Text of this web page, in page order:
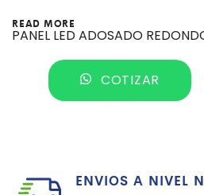
READ MORE
PANEL LED ADOSADO
COTIZAR
ENVIOS A NIVEL